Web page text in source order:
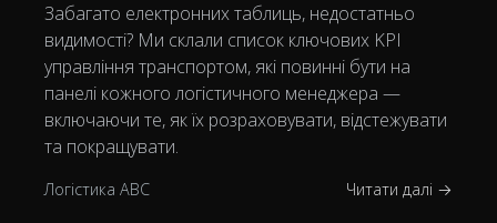
Забагато електронних таблиць, недостатньо
видимості? Ми склали список ключових KPI
управління транспортом, які повинні бути на
панелі кожного логістичного менеджера —
включаючи те, як їх розраховувати, відстежувати
та покращувати.
Логістика ABC Читати далі →